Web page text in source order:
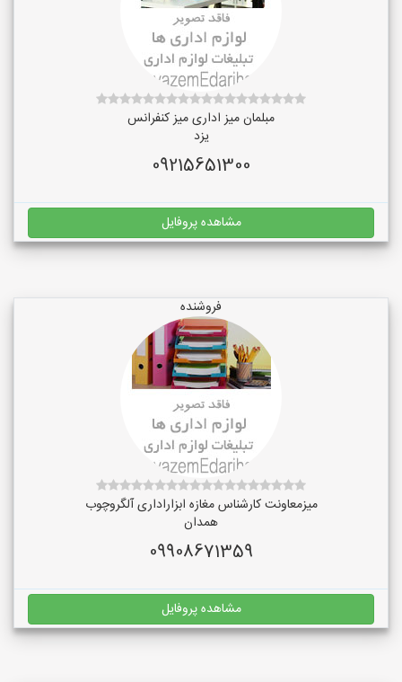
مبلمان میز اداری میز کنفرانس
یزد
09215651300
مشاهده پروفایل
فروشنده
میزمعاونت کارشناس مغازه ابزاراداری آلگروچوب
همدان
09908671359
مشاهده پروفایل